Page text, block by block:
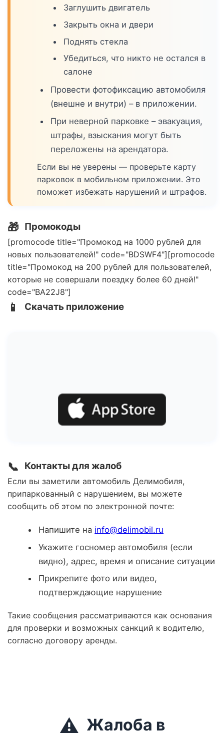
Заглушить двигатель
Закрыть окна и двери
Поднять стекла
Убедиться, что никто не остался в
салоне
Провести фотофиксацию автомобиля
(внешне и внутри) – в приложении.
При неверной парковке – эвакуация,
штрафы, взыскания могут быть
переложены на арендатора.
Если вы не уверены — проверьте карту
парковок в мобильном приложении. Это
поможет избежать нарушений и штрафов.
🎁 Промокоды
[promocode title="Промокод на 1000 рублей для
новых пользователей!" code="BDSWF4"][promocode
title="Промокод на 200 рублей для пользователей,
которые не совершали поездку более 60 дней!"
code="BA22J8"]
📱 Скачать приложение
📞 Контакты для жалоб
Если вы заметили автомобиль Делимобиля,
припаркованный с нарушением, вы можете
сообщить об этом по электронной почте:
Напишите на info@delimobil.ru
Укажите госномер автомобиля (если
видно), адрес, время и описание ситуации
Прикрепите фото или видео,
подтверждающие нарушение
Такие сообщения рассматриваются как основания
для проверки и возможных санкций к водителю,
согласно договору аренды.
⚠️ Жалоба в